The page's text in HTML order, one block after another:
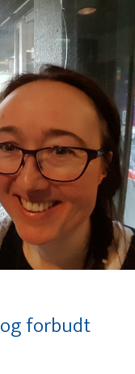
forbudt